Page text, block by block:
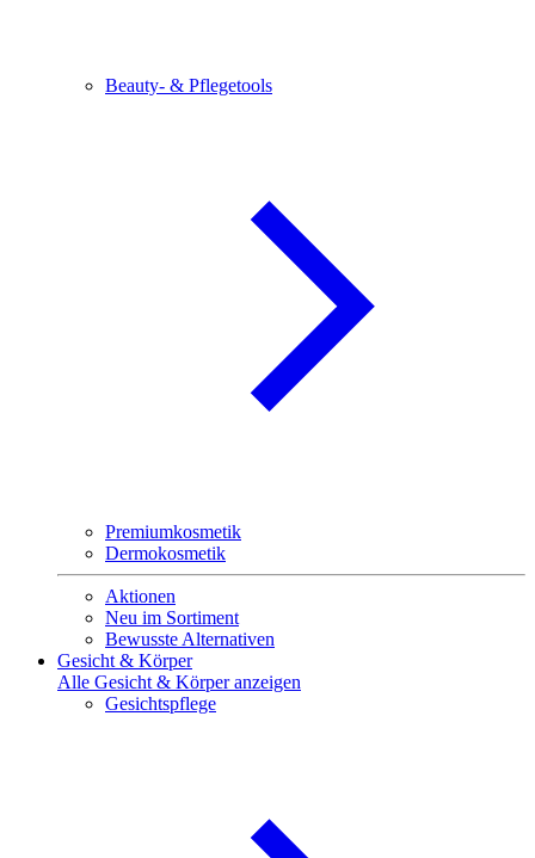
Beauty- & Pflegetools
Premiumkosmetik
Dermokosmetik
Aktionen
Neu im Sortiment
Bewusste Alternativen
Gesicht & Körper
Alle Gesicht & Körper anzeigen
Gesichtspflege